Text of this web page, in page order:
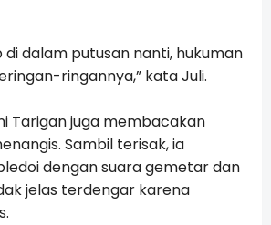
di dalam putusan nanti, hukuman
ringannya,” kata Juli.
Tarigan juga membacakan
Sambil terisak, ia
dengan suara gemetar dan
jelas terdengar karena